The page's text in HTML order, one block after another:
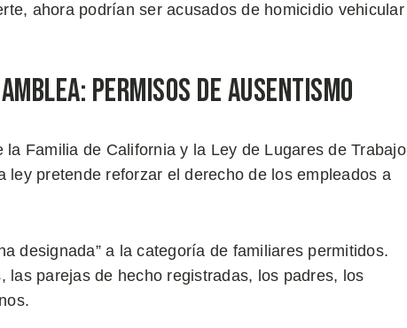
ahora podrían ser acusados de homicidio vehicular
Permisos de Ausentismo
Familia de California y la Ley de Lugares de Trabajo
ley pretende reforzar el derecho de los empleados a
designada” a la categoría de familiares permitidos.
parejas de hecho registradas, los padres, los